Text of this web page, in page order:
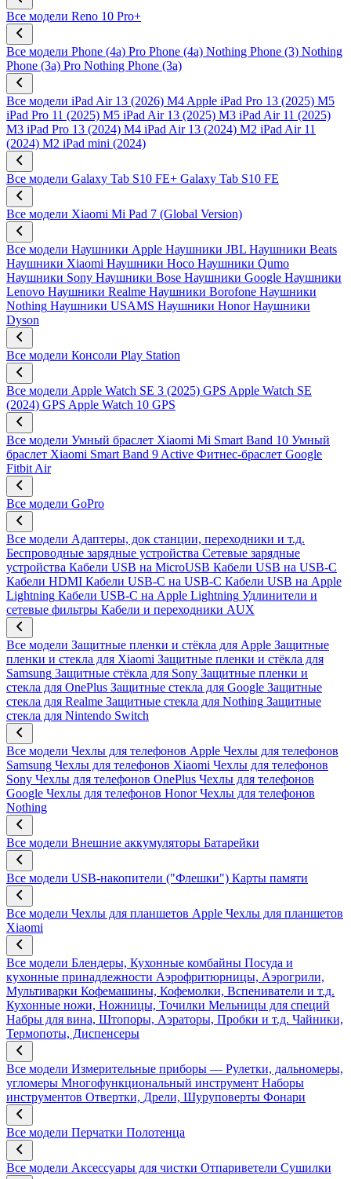
Все модели Reno 10 Pro+
Все модели Phone (4a) Pro Phone (4a) Nothing Phone (3) Nothing
Phone (3a) Pro Nothing Phone (3a)
Все модели iPad Air 13 (2026) M4 Apple iPad Pro 13 (2025) M5
iPad Pro 11 (2025) M5 iPad Air 13 (2025) M3 iPad Air 11 (2025)
M3 iPad Pro 13 (2024) M4 iPad Air 13 (2024) M2 iPad Air 11
(2024) M2 iPad mini (2024)
Все модели Galaxy Tab S10 FE+ Galaxy Tab S10 FE
Все модели Xiaomi Mi Pad 7 (Global Version)
Все модели Наушники Apple Наушники JBL Наушники Beats
Наушники Xiaomi Наушники Hoco Наушники Qumo
Наушники Sony Наушники Bose Наушники Google Наушники
Lenovo Наушники Realme Наушники Borofone Наушники
Nothing Наушники USAMS Наушники Honor Наушники
Dyson
Все модели Консоли Play Station
Все модели Apple Watch SE 3 (2025) GPS Apple Watch SE
(2024) GPS Apple Watch 10 GPS
Все модели Умный браслет Xiaomi Mi Smart Band 10 Умный
браслет Xiaomi Smart Band 9 Active Фитнес-браслет Google
Fitbit Air
Все модели GoPro
Все модели Адаптеры, док станции, переходники и т.д.
Беспроводные зарядные устройства Сетевые зарядные
устройства Кабели USB на MicroUSB Кабели USB на USB-C
Кабели HDMI Кабели USB-C на USB-C Кабели USB на Apple
Lightning Кабели USB-C на Apple Lightning Удлинители и
сетевые фильтры Кабели и переходники AUX
Все модели Защитные пленки и стёкла для Apple Защитные
пленки и стекла для Xiaomi Защитные пленки и стёкла для
Samsung Защитные стёкла для Sony Защитные пленки и
стекла для OnePlus Защитные стекла для Google Защитные
стекла для Realme Защитные стекла для Nothing Защитные
стекла для Nintendo Switch
Все модели Чехлы для телефонов Apple Чехлы для телефонов
Samsung Чехлы для телефонов Xiaomi Чехлы для телефонов
Sony Чехлы для телефонов OnePlus Чехлы для телефонов
Google Чехлы для телефонов Honor Чехлы для телефонов
Nothing
Все модели Внешние аккумуляторы Батарейки
Все модели USB-накопители ("Флешки") Карты памяти
Все модели Чехлы для планшетов Apple Чехлы для планшетов
Xiaomi
Все модели Блендеры, Кухонные комбайны Посуда и
кухонные принадлежности Аэрофритюрницы, Аэрогрили,
Мультиварки Кофемашины, Кофемолки, Вспениватели и т.д.
Кухонные ножи, Ножницы, Точилки Мельницы для специй
Набры для вина, Штопоры, Аэраторы, Пробки и т.д. Чайники,
Термопоты, Диспенсеры
Все модели Измерительные приборы — Рулетки, дальномеры,
угломеры Многофункциональный инструмент Наборы
инструментов Отвертки, Дрели, Шуруповерты Фонари
Все модели Перчатки Полотенца
Все модели Аксессуары для чистки Отпариветели Сушилки